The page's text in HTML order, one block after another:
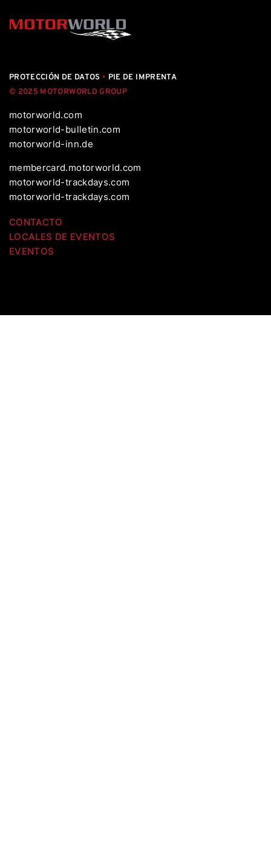
PROTECCIÓN DE DATOS • PIE DE IMPRENTA
© 2025 MOTORWORLD GROUP
motorworld.com
motorworld-bulletin.com
motorworld-inn.de
membercard.motorworld.com
motorworld-trackdays.com
motorworld-trackdays.com
CONTACTO
LOCALES DE EVENTOS
EVENTOS